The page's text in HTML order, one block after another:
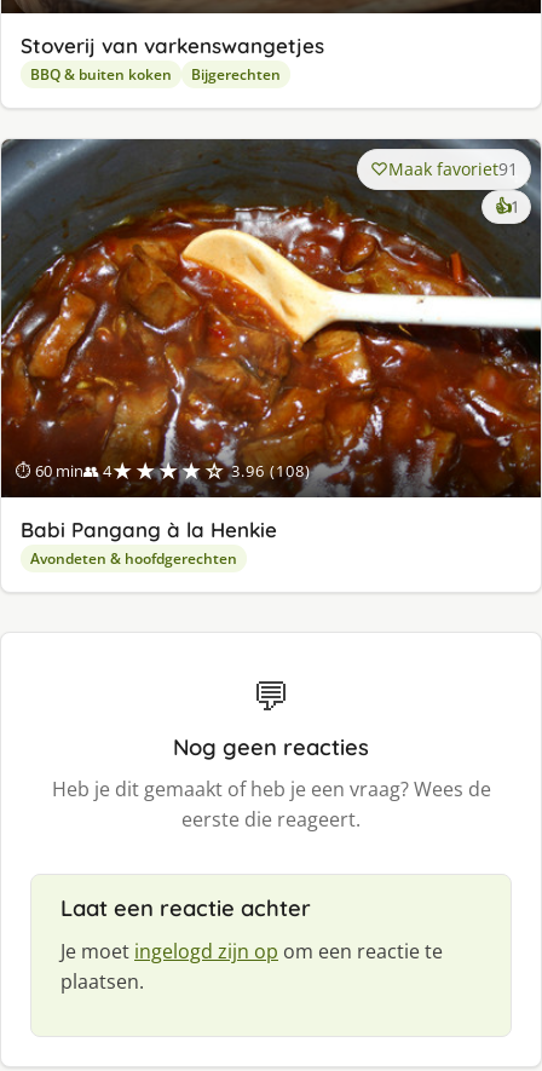
Stoverij van varkenswangetjes
BBQ & buiten koken Bijgerechten
⏱ 60 min👥 4★★★★☆ 3.96 (108)
Maak favoriet91
👍1
Babi Pangang à la Henkie
Avondeten & hoofdgerechten
💬
Nog geen reacties
Heb je dit gemaakt of heb je een vraag? Wees de
eerste die reageert.
Laat een reactie achter
Je moet ingelogd zijn op om een reactie te
plaatsen.